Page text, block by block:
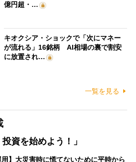
億円超・…
キオクシア・ショックで「次にマネー
が流れる」16銘柄 AI相場の裏で割安
に放置され…
一覧を見る
資を始めよう！」
用】大災害時に慌てないために平時から